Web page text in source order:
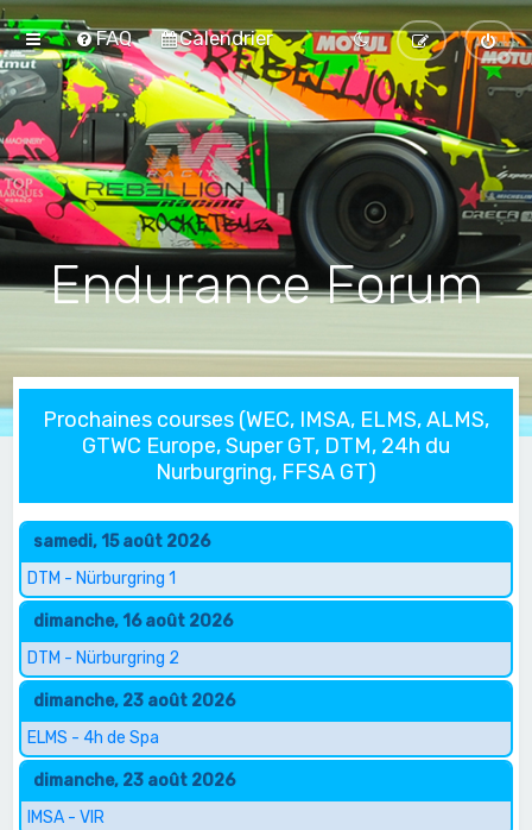
FAQ Calendrier
Endurance Forum
Prochaines courses (WEC, IMSA, ELMS, ALMS,
GTWC Europe, Super GT, DTM, 24h du
Nurburgring, FFSA GT)
samedi, 15 août 2026
DTM - Nürburgring 1
dimanche, 16 août 2026
DTM - Nürburgring 2
dimanche, 23 août 2026
ELMS - 4h de Spa
dimanche, 23 août 2026
IMSA - VIR